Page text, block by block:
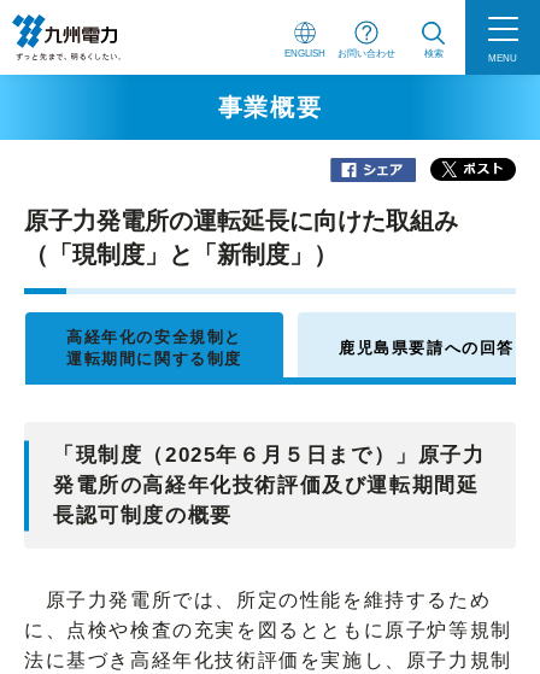
ENGLISH お問い合わせ 検索 MENU
事業概要
原子力発電所の運転延長に向けた取組み
（「現制度」と「新制度」）
高経年化の安全規制と
運転期間に関する制度
鹿児島県要請への回答
「現制度（2025年６月５日まで）」原子力
発電所の高経年化技術評価及び運転期間延
長認可制度の概要
原子力発電所では、所定の性能を維持するため
に、点検や検査の充実を図るとともに原子炉等規制
法に基づき高経年化技術評価を実施し、原子力規制